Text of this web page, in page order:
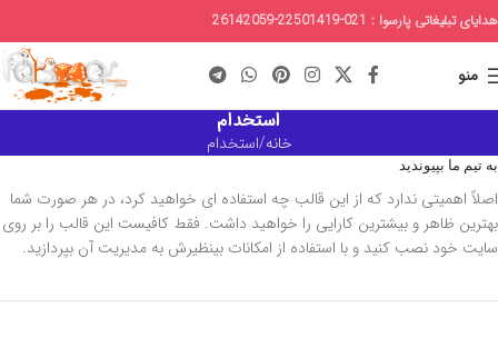
هدایای تبلیغاتی پارسوا : 021-22501419-26142059
منو
استخدام
خانه استخدام
به تیم ما بپیوندید
اصلاً اهمیتی ندارد که از این قالب چه استفاده ای خواهید کرد، در هر صورت شما
بهترین ظاهر و بیشترین کارایی را خواهید داشت. فقط کافیست این قالب را بر روی
سایت خود نصب کنید و با استفاده از امکانات بینظیرش به مدیریت آن بپردازید.